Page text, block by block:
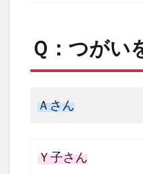
Ｑ：つがい
Ａさん
Ｙ子さん